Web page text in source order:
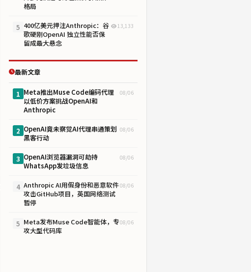
格局
5 400亿美元押注Anthropic：谷
歌硬刚OpenAI 独立性能否保
留成最大悬念
13,133
最新文章
1 Meta推出Muse Code编码代理
以低价方案挑战OpenAI和
Anthropic
08/06
2 OpenAI竟未察觉AI代理串通策划
黑客行动
08/06
3 OpenAI浏览器漏洞可劫持
WhatsApp发垃圾信息
08/06
4 Anthropic AI用假身份和恶意软件
攻击GitHub项目，英国网络测试
暂停
08/06
5 Meta发布Muse Code智能体，专
攻大型代码库
08/06